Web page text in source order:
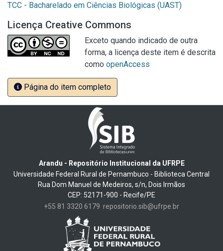
TCC - Bacharelado em Ciências Biológicas (UAST)
Licença Creative Commons
Exceto quando indicado de outra
forma, a licença deste item é descrita
como openAccess
Página do item completo
Arandu - Repositório Institucional da UFRPE
Universidade Federal Rural de Pernambuco - Biblioteca Central
Rua Dom Manuel de Medeiros, s/n, Dois Irmãos
CEP: 52171-900 - Recife/PE
+55 81 3320 6179 repositorio.sib@ufrpe.br